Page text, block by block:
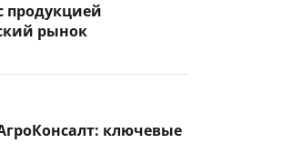
продукцией
рынок
ключевые